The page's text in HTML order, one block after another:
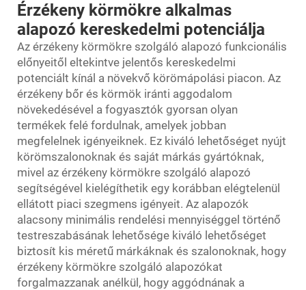
Érzékeny körmökre alkalmas
alapozó kereskedelmi potenciálja
Az érzékeny körmökre szolgáló alapozó funkcionális
előnyeitől eltekintve jelentős kereskedelmi
potenciált kínál a növekvő körömápolási piacon. Az
érzékeny bőr és körmök iránti aggodalom
növekedésével a fogyasztók gyorsan olyan
termékek felé fordulnak, amelyek jobban
megfelelnek igényeiknek. Ez kiváló lehetőséget nyújt
körömszalonoknak és saját márkás gyártóknak,
mivel az érzékeny körmökre szolgáló alapozó
segítségével kielégíthetik egy korábban elégtelenül
ellátott piaci szegmens igényeit. Az alapozók
alacsony minimális rendelési mennyiséggel történő
testreszabásának lehetősége kiváló lehetőséget
biztosít kis méretű márkáknak és szalonoknak, hogy
érzékeny körmökre szolgáló alapozókat
forgalmazzanak anélkül, hogy aggódnának a